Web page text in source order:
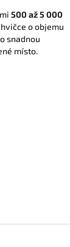
500 až 5 000
o objemu
snadnou
místo.